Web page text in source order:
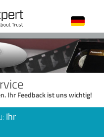
Ihr Feedback ist uns wichtig!
Ihr